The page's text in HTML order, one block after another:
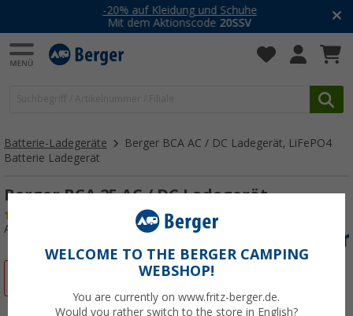
-20% auf Kleidung und Schuhe
Mit dem Aktionscode 20SSV
Batterie-Ladegeräte
Berger BCA AC / DC Ladegerät, LiFePO4
Batterie Ladegerät
Berger BCA 25 AC / DC Ladegerät
Art.-Nr.: 868264
WELCOME TO THE BERGER CAMPING
WEBSHOP!
You are currently on www.fritz-berger.de.
Would you rather switch to the store in English?